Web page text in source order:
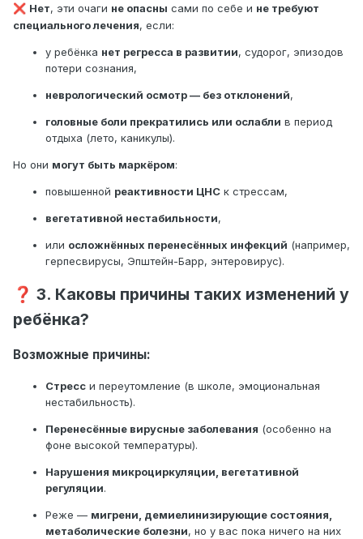
❌ Нет, эти очаги не опасны сами по себе и не требуют
специального лечения, если:
у ребёнка нет регресса в развитии, судорог, эпизодов
потери сознания,
неврологический осмотр — без отклонений,
головные боли прекратились или ослабли в период
отдыха (лето, каникулы).
Но они могут быть маркёром:
повышенной реактивности ЦНС к стрессам,
вегетативной нестабильности,
или осложнённых перенесённых инфекций (например,
герпесвирусы, Эпштейн-Барр, энтеровирус).
❓ 3. Каковы причины таких изменений у
ребёнка?
Возможные причины:
Стресс и переутомление (в школе, эмоциональная
нестабильность).
Перенесённые вирусные заболевания (особенно на
фоне высокой температуры).
Нарушения микроциркуляции, вегетативной
регуляции.
Реже — мигрени, демиелинизирующие состояния,
метаболические болезни, но у вас пока ничего на них